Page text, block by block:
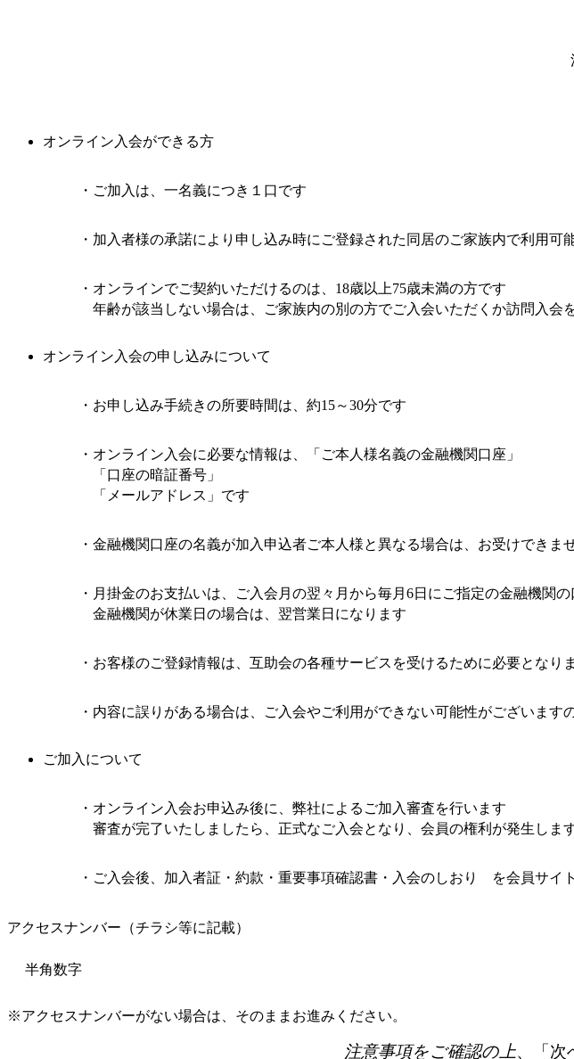
オンライン入会ができる方
ご加入は、一名義につき１口です
加入者様の承諾により申し込み時にご登録された同居のご家族内で利用可
オンラインでご契約いただけるのは、18歳以上75歳未満の方です
年齢が該当しない場合は、ご家族内の別の方でご入会いただくか訪問入会
オンライン入会の申し込みについて
お申し込み手続きの所要時間は、約15～30分です
オンライン入会に必要な情報は、
「ご本人様名義の金融機関口座」
「口座の暗証番号」
「メールアドレス」です
金融機関口座の名義が加入申込者ご本人様と異なる場合は、お受けできま
月掛金のお支払いは、ご入会月の翌々月から毎月6日にご指定の金融機関
金融機関が休業日の場合は、翌営業日になります
お客様のご登録情報は、互助会の各種サービスを受けるために必要となり
内容に誤りがある場合は、ご入会やご利用ができない可能性がございます
ご加入について
オンライン入会お申込み後に、弊社によるご加入審査を行います
審査が完了いたしましたら、正式なご入会となり、会員の権利が発生しま
ご入会後、加入者証・約款・重要事項確認書・入会のしおり を会員サイ
アクセスナンバー（チラシ等に記載）
※アクセスナンバーがない場合は、そのままお進みください。
注意事項をご確認の上、「次